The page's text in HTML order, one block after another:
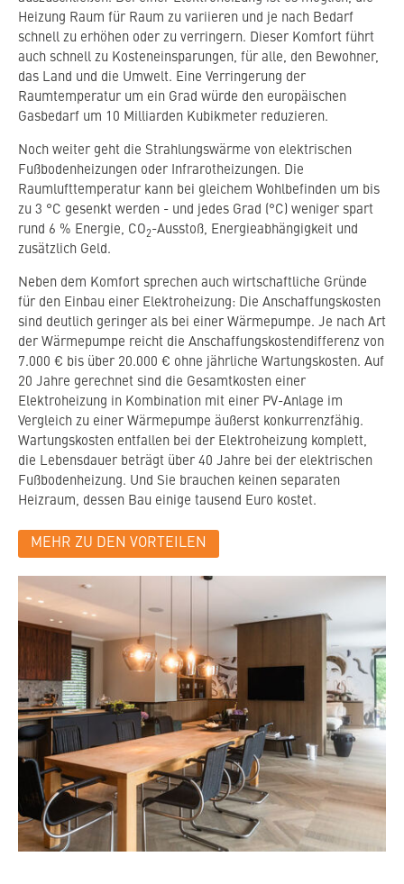
Heizung Raum für Raum zu variieren und je nach Bedarf
schnell zu erhöhen oder zu verringern. Dieser Komfort führt
auch schnell zu Kosteneinsparungen, für alle, den Bewohner,
das Land und die Umwelt. Eine Verringerung der
Raumtemperatur um ein Grad würde den europäischen
Gasbedarf um 10 Milliarden Kubikmeter reduzieren.
Noch weiter geht die Strahlungswärme von elektrischen
Fußbodenheizungen oder Infrarotheizungen. Die
Raumlufttemperatur kann bei gleichem Wohlbefinden um bis
zu 3 °C gesenkt werden - und jedes Grad (°C) weniger spart
rund 6 % Energie, CO2-Ausstoß, Energieabhängigkeit und
zusätzlich Geld.
Neben dem Komfort sprechen auch wirtschaftliche Gründe
für den Einbau einer Elektroheizung: Die Anschaffungskosten
sind deutlich geringer als bei einer Wärmepumpe. Je nach Art
der Wärmepumpe reicht die Anschaffungskostendifferenz von
7.000 € bis über 20.000 € ohne jährliche Wartungskosten. Auf
20 Jahre gerechnet sind die Gesamtkosten einer
Elektroheizung in Kombination mit einer PV-Anlage im
Vergleich zu einer Wärmepumpe äußerst konkurrenzfähig.
Wartungskosten entfallen bei der Elektroheizung komplett,
die Lebensdauer beträgt über 40 Jahre bei der elektrischen
Fußbodenheizung. Und Sie brauchen keinen separaten
Heizraum, dessen Bau einige tausend Euro kostet.
MEHR ZU DEN VORTEILEN